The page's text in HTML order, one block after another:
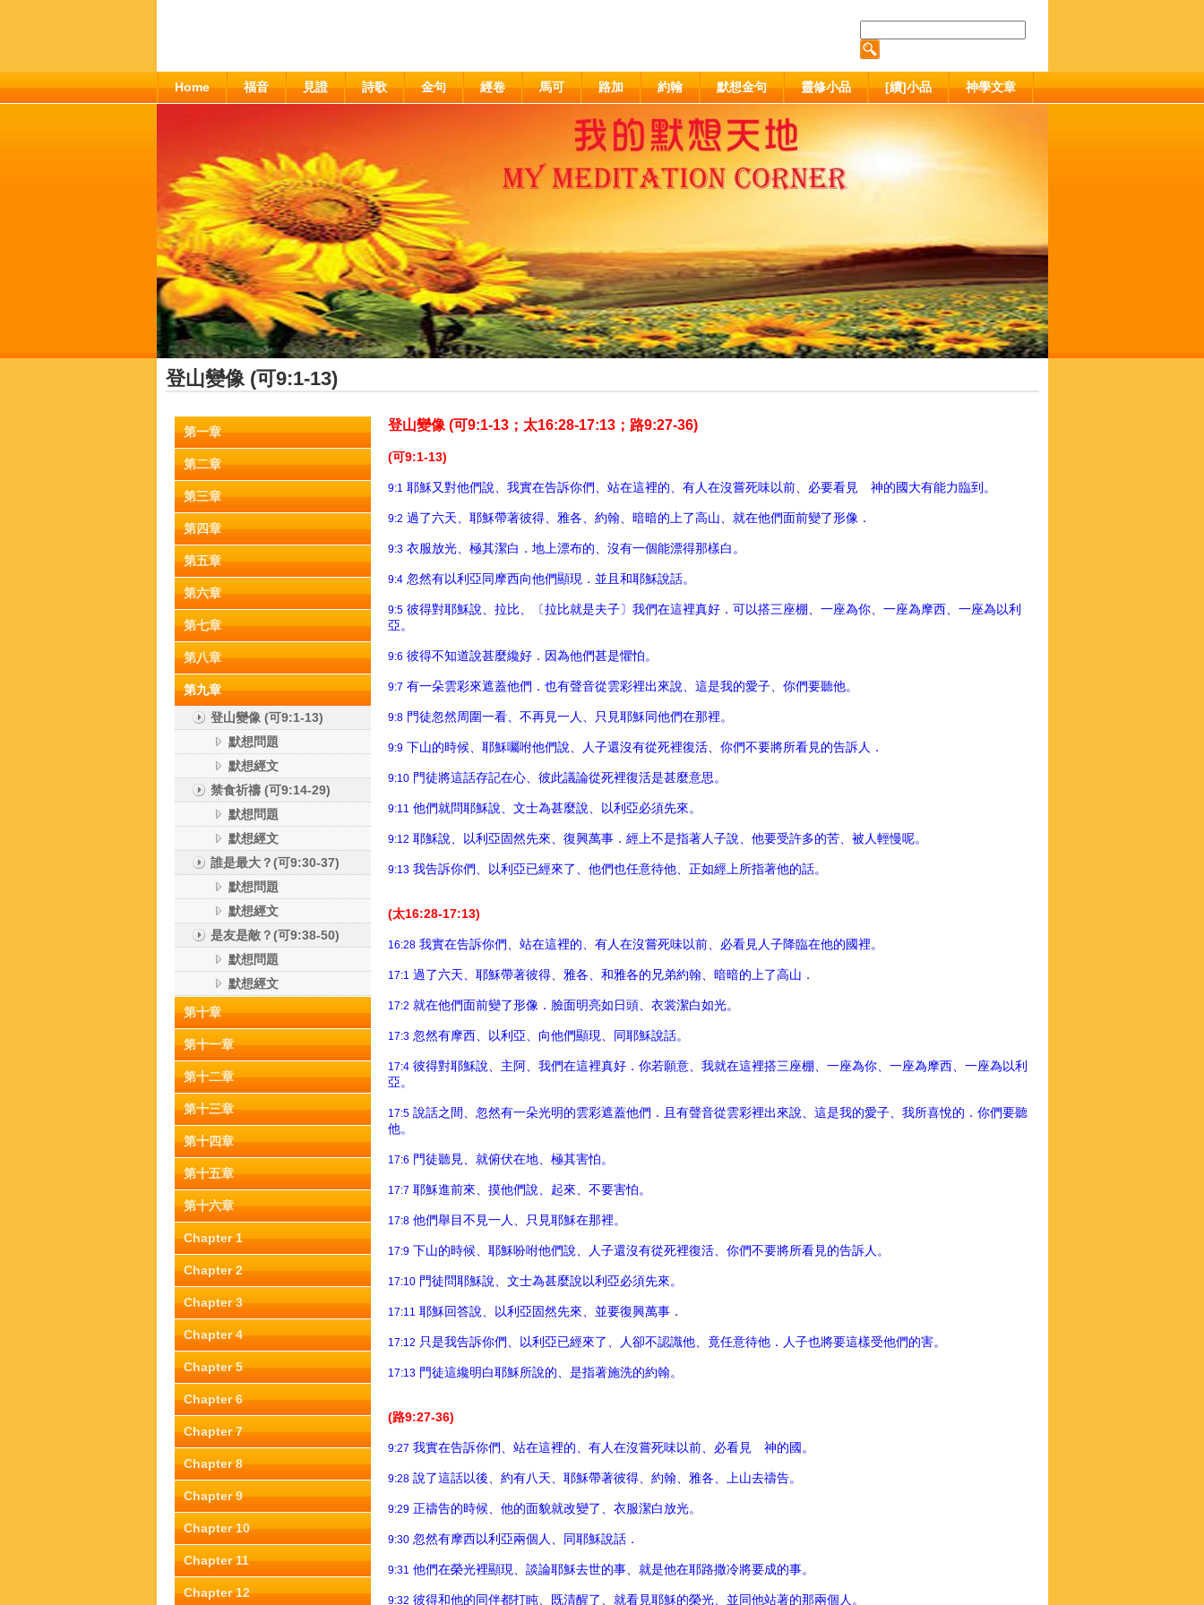
Home 福音 見證 詩歌 金句 經卷 馬可 路加 約翰 默想金句 靈修小品 [續]小品 神學文章
登山變像 (可9:1-13)
第一章
第二章
第三章
第四章
第五章
第六章
第七章
第八章
第九章
登山變像 (可9:1-13)
默想問題
默想經文
禁食祈禱 (可9:14-29)
默想問題
默想經文
誰是最大？(可9:30-37)
默想問題
默想經文
是友是敵？(可9:38-50)
默想問題
默想經文
第十章
第十一章
第十二章
第十三章
第十四章
第十五章
第十六章
Chapter 1
Chapter 2
Chapter 3
Chapter 4
Chapter 5
Chapter 6
Chapter 7
Chapter 8
Chapter 9
Chapter 10
Chapter 11
Chapter 12
登山變像 (可9:1-13 ；太16:28-17:13 ；路9:27-36)
(可9:1-13)
9:1 耶穌又對他們說、我實在告訴你們、站在這裡的、有人在沒嘗死味以前、必要看見 神的國大有能力臨到。
9:2 過了六天、耶穌帶著彼得、雅各、約翰、暗暗的上了高山、就在他們面前變了形像．
9:3 衣服放光、極其潔白．地上漂布的、沒有一個能漂得那樣白。
9:4 忽然有以利亞同摩西向他們顯現．並且和耶穌說話。
9:5 彼得對耶穌說、拉比、〔拉比就是夫子〕我們在這裡真好．可以搭三座棚、一座為你、一座為摩西、一座為以利
亞。
9:6 彼得不知道說甚麼纔好．因為他們甚是懼怕。
9:7 有一朵雲彩來遮蓋他們．也有聲音從雲彩裡出來說、這是我的愛子、你們要聽他。
9:8 門徒忽然周圍一看、不再見一人、只見耶穌同他們在那裡。
9:9 下山的時候、耶穌囑咐他們說、人子還沒有從死裡復活、你們不要將所看見的告訴人．
9:10 門徒將這話存記在心、彼此議論從死裡復活是甚麼意思。
9:11 他們就問耶穌說、文士為甚麼說、以利亞必須先來。
9:12 耶穌說、以利亞固然先來、復興萬事．經上不是指著人子說、他要受許多的苦、被人輕慢呢。
9:13 我告訴你們、以利亞已經來了、他們也任意待他、正如經上所指著他的話。
(太16:28-17:13)
16:28 我實在告訴你們、站在這裡的、有人在沒嘗死味以前、必看見人子降臨在他的國裡。
17:1 過了六天、耶穌帶著彼得、雅各、和雅各的兄弟約翰、暗暗的上了高山．
17:2 就在他們面前變了形像．臉面明亮如日頭、衣裳潔白如光。
17:3 忽然有摩西、以利亞、向他們顯現、同耶穌說話。
17:4 彼得對耶穌說、主阿、我們在這裡真好．你若願意、我就在這裡搭三座棚、一座為你、一座為摩西、一座為以利
亞。
17:5 說話之間、忽然有一朵光明的雲彩遮蓋他們．且有聲音從雲彩裡出來說、這是我的愛子、我所喜悅的．你們要聽
他。
17:6 門徒聽見、就俯伏在地、極其害怕。
17:7 耶穌進前來、摸他們說、起來、不要害怕。
17:8 他們舉目不見一人、只見耶穌在那裡。
17:9 下山的時候、耶穌吩咐他們說、人子還沒有從死裡復活、你們不要將所看見的告訴人。
17:10 門徒問耶穌說、文士為甚麼說以利亞必須先來。
17:11 耶穌回答說、以利亞固然先來、並要復興萬事．
17:12 只是我告訴你們、以利亞已經來了、人卻不認識他、竟任意待他．人子也將要這樣受他們的害。
17:13 門徒這纔明白耶穌所說的、是指著施洗的約翰。
(路9:27-36)
9:27 我實在告訴你們、站在這裡的、有人在沒嘗死味以前、必看見 神的國。
9:28 說了這話以後、約有八天、耶穌帶著彼得、約翰、雅各、上山去禱告。
9:29 正禱告的時候、他的面貌就改變了、衣服潔白放光。
9:30 忽然有摩西以利亞兩個人、同耶穌說話．
9:31 他們在榮光裡顯現、談論耶穌去世的事、就是他在耶路撒冷將要成的事。
9:32 彼得和他的同伴都打盹、既清醒了、就看見耶穌的榮光、並同他站著的那兩個人。